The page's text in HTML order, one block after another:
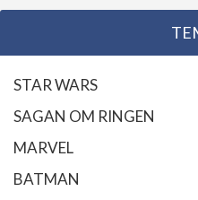
STAR WARS
SAGAN OM RINGEN
MARVEL
BATMAN